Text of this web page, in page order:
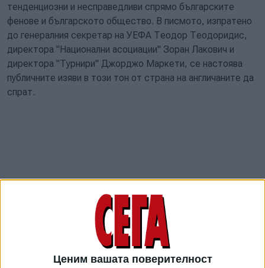
Ценим вашата поверителност
тенденциозни и несправедливи спрямо българските
фенове и българското общество. В писмото, изпратено
до генералния секретар на УЕФА Теодор Теодоридис,
директора "Национални асоциации" Зоран Лакович и
директора "Турнири" Джорджо Маркети, се настоява
публичните изяви в този тон от страна на англичаните да
спрат.